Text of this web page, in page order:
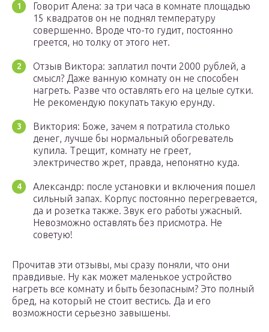
Говорит Алена: за три часа в комнате площадью
15 квадратов он не поднял температуру
совершенно. Вроде что-то гудит, постоянно
греется, но толку от этого нет.
Отзыв Виктора: заплатил почти 2000 рублей, а
смысл? Даже ванную комнату он не способен
нагреть. Разве что оставлять его на целые сутки.
Не рекомендую покупать такую ерунду.
Виктория: Боже, зачем я потратила столько
денег, лучше бы нормальный обогреватель
купила. Трещит, комнату не греет,
электричество жрет, правда, непонятно куда.
Александр: после установки и включения пошел
сильный запах. Корпус постоянно перегревается,
да и розетка также. Звук его работы ужасный.
Невозможно оставлять без присмотра. Не
советую!
Прочитав эти отзывы, мы сразу поняли, что они
правдивые. Ну как может маленькое устройство
нагреть все комнату и быть безопасным? Это полный
бред, на который не стоит вестись. Да и его
возможности серьезно завышены.